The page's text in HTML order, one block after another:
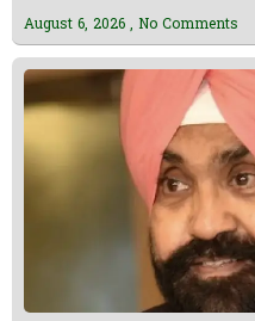
August 6, 2026 No Comments